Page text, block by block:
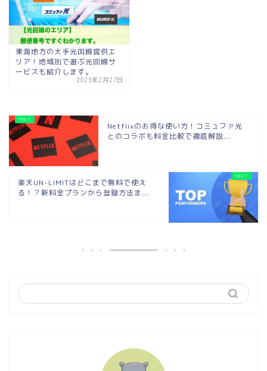
東海地方の大手光回線提供エ
リア！地域別で選ぶ光回線サ
ービスも紹介します。
2023年2月27日
Netflixのお得な使い方！コミュファ光
とのコラボも料金比較で徹底解説...
楽天UN-LIMITはどこまで無料で使え
る！？新料金プランから登録方法ま...